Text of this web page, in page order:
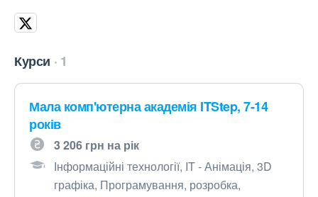
Курси 1
Мала комп'ютерна академія ITStep, 7-14
років
3 206 грн на рік
Інформаційні технології, IT - Анімація, 3D
графіка, Програмування, розробка,